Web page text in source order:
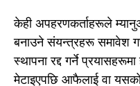
केही अपहरणकर्ताहरूले
बनाउने संयन्त्रहरू समावेश
स्थापना रद्द गर्ने
मेटाइएपछि आफैलाई वा